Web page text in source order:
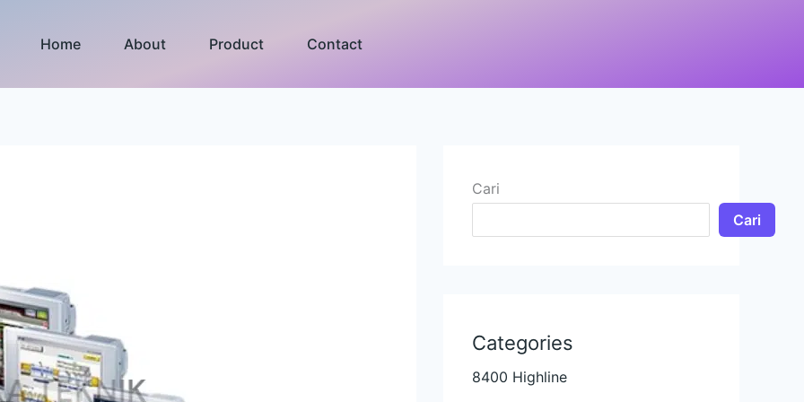
Home About Product Contact
Cari
Cari
Categories
8400 Highline